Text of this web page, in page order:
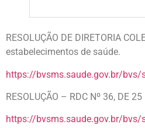
RESOLUÇÃO DE DIRETORIA
estabelecimentos de saúde.
https://bvsms.saude.gov.br/
RESOLUÇÃO – RDC Nº 36, DE
https://bvsms.saude.gov.br/bvs/